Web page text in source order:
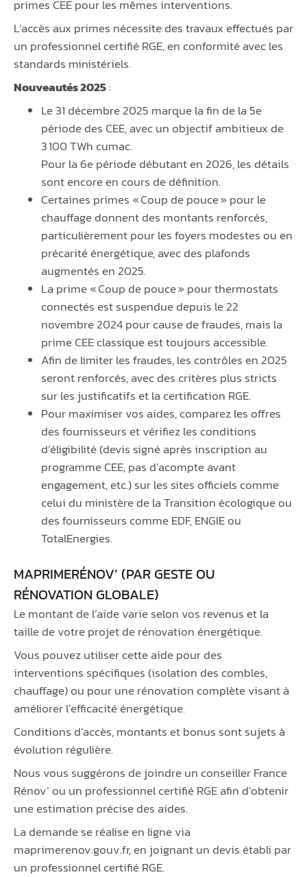
primes CEE pour les mêmes interventions.
L’accès aux primes nécessite des travaux effectués par
un professionnel certifié RGE, en conformité avec les
standards ministériels.
Nouveautés 2025:
Le 31 décembre 2025 marque la fin de la 5e
période des CEE, avec un objectif ambitieux de
3 100 TWh cumac.
Pour la 6e période débutant en 2026, les détails
sont encore en cours de définition.
Certaines primes « Coup de pouce » pour le
chauffage donnent des montants renforcés,
particulièrement pour les foyers modestes ou en
précarité énergétique, avec des plafonds
augmentés en 2025.
La prime « Coup de pouce » pour thermostats
connectés est suspendue depuis le 22
novembre 2024 pour cause de fraudes, mais la
prime CEE classique est toujours accessible.
Afin de limiter les fraudes, les contrôles en 2025
seront renforcés, avec des critères plus stricts
sur les justificatifs et la certification RGE.
Pour maximiser vos aides, comparez les offres
des fournisseurs et vérifiez les conditions
d’éligibilité (devis signé après inscription au
programme CEE, pas d’acompte avant
engagement, etc.) sur les sites officiels comme
celui du ministère de la Transition écologique ou
des fournisseurs comme EDF, ENGIE ou
TotalEnergies.
MAPRIMERÉNOV’ (PAR GESTE OU
RÉNOVATION GLOBALE)
Le montant de l’aide varie selon vos revenus et la
taille de votre projet de rénovation énergétique.
Vous pouvez utiliser cette aide pour des
interventions spécifiques (isolation des combles,
chauffage) ou pour une rénovation complète visant à
améliorer l’efficacité énergétique.
Conditions d’accès, montants et bonus sont sujets à
évolution régulière.
Nous vous suggérons de joindre un conseiller France
Rénov’ ou un professionnel certifié RGE afin d’obtenir
une estimation précise des aides.
La demande se réalise en ligne via
maprimerenov.gouv.fr, en joignant un devis établi par
un professionnel certifié RGE.